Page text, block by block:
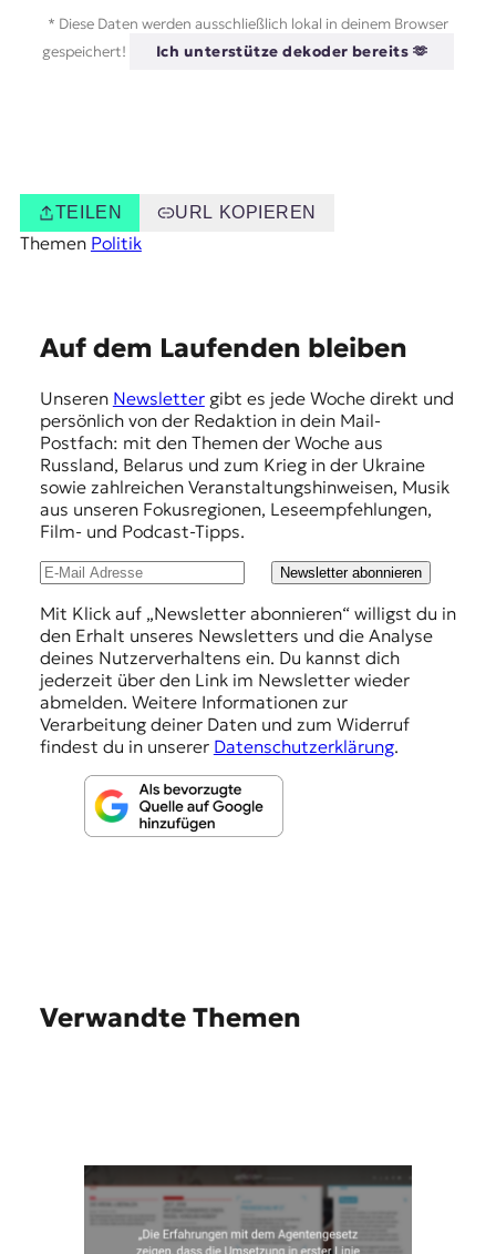
* Diese Daten werden ausschließlich lokal in deinem Browser
gespeichert!
Ich unterstütze dekoder bereits 🫶
TEILEN URL KOPIEREN
Themen Politik
Auf dem Laufenden bleiben
Unseren Newslettergibt es jede Woche direkt und
persönlich von der Redaktion in dein Mail-
Postfach: mit den Themen der Woche aus
Russland, Belarus und zum Krieg in der Ukraine
sowie zahlreichen Veranstaltungshinweisen, Musik
aus unseren Fokusregionen, Leseempfehlungen,
Film- und Podcast-Tipps.
Newsletter abonnieren
Mit Klick auf „Newsletter abonnieren“ willigst du in
den Erhalt unseres Newsletters und die Analyse
deines Nutzerverhaltens ein. Du kannst dich
jederzeit über den Link im Newsletter wieder
abmelden. Weitere Informationen zur
Verarbeitung deiner Daten und zum Widerruf
findest du in unserer Datenschutzerklärung.
Verwandte Themen